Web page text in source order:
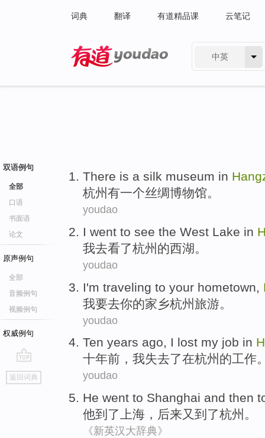
词典 翻译 有道精品课 云笔记
中英
双语例句
全部
口语
书面语
论文
原声例句
全部
音频例句
视频例句
权威例句
go
top
返回词典
There is a silk museum in
杭州有一个丝绸博物馆。
youdao
I went to see the West Lake in
我去看了杭州 的西湖 。
youdao
I'm traveling to your hometown
我要去你的家乡杭州旅游 。
youdao
Ten years ago, I lost my job in
十年前 ， 我失去了在杭州 的工作
youdao
He went to Shanghai and then
他到了 上海 ， 后来又 到了杭州 。
《新英汉大辞典》